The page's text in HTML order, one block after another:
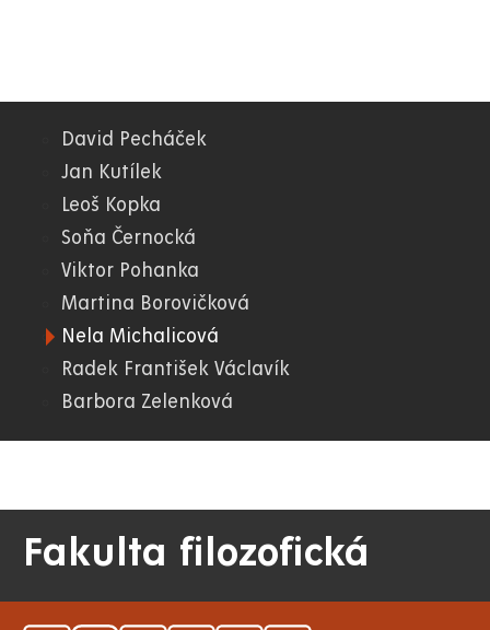
06.
FF
David Pecháček
Jan Kutílek
Leoš Kopka
Soňa Černocká
Viktor Pohanka
Martina Borovičková
Nela Michalicová
Radek František Václavík
Barbora Zelenková
Fakulta filozofická